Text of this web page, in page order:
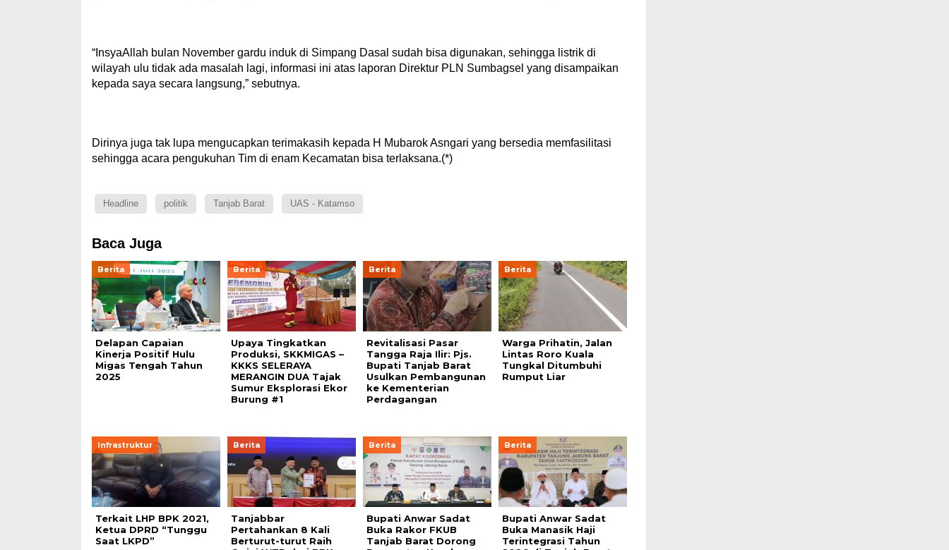
“InsyaAllah bulan November gardu induk di Simpang Dasal sudah bisa digunakan, sehingga listrik di
wilayah ulu tidak ada masalah lagi, informasi ini atas laporan Direktur PLN Sumbagsel yang disampaikan
kepada saya secara langsung,” sebutnya.
Dirinya juga tak lupa mengucapkan terimakasih kepada H Mubarok Asngari yang bersedia memfasilitasi
sehingga acara pengukuhan Tim di enam Kecamatan bisa terlaksana.(*)
Headline politik Tanjab Barat UAS - Katamso
Baca Juga
Berita
Delapan Capaian
Kinerja Positif Hulu
Migas Tengah Tahun
2025
Berita
Upaya Tingkatkan
Produksi, SKKMIGAS –
KKKS SELERAYA
MERANGIN DUA Tajak
Sumur Eksplorasi Ekor
Burung #1
Berita
Revitalisasi Pasar
Tangga Raja Ilir: Pjs.
Bupati Tanjab Barat
Usulkan Pembangunan
ke Kementerian
Perdagangan
Berita
Warga Prihatin, Jalan
Lintas Roro Kuala
Tungkal Ditumbuhi
Rumput Liar
Infrastruktur
Terkait LHP BPK 2021,
Ketua DPRD “Tunggu
Saat LKPD”
Berita
Tanjabbar
Pertahankan 8 Kali
Berturut-turut Raih
Berita
Bupati Anwar Sadat
Buka Rakor FKUB
Tanjab Barat Dorong
Berita
Bupati Anwar Sadat
Buka Manasik Haji
Terintegrasi Tahun